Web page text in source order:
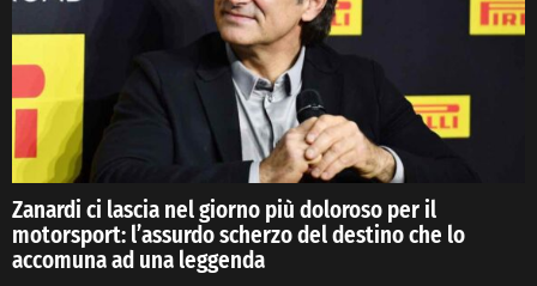
Zanardi ci lascia nel giorno più doloroso per il
motorsport: l’assurdo scherzo del destino che lo
accomuna ad una leggenda